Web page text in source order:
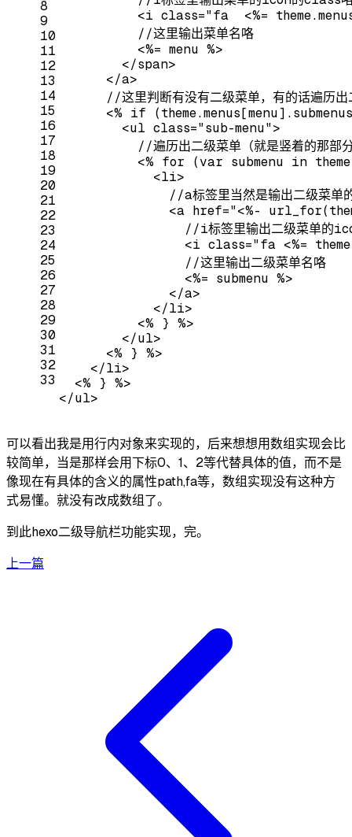
8
9
10
11
12
13
14
15
16
17
18
19
20
21
22
23
24
25
26
27
28
29
30
31
32
33
<i class="fa  <%=
          //这里输出菜单名咯
<%= menu %>
</span>
</a>
//这里判断有没有二级菜单，有的话遍历出
<% if (theme.menus[menu ] .submenus
<ul class="sub-menu">
//遍历出二级菜单（就是竖着的那部
<% for ( var submenu in
<li>
//a标签里当然是输出二级菜单
<a href="<%-
//i标签里输出二级菜单的
<i class="fa <%=
                //这里输出二级菜单名咯
<%= submenu %>
</a>
</li>
<% } %>
</ul>
<% } %>
</li>
<% } %>
</ul>
可以看出我是用行内对象来实现的，后来想想用数组实现会比
较简单，当是那样会用下标0、1、2等代替具体的值，而不是
像现在有具体的含义的属性path,fa等，数组实现没有这种方
式易懂。就没有改成数组了。
到此hexo二级导航栏功能实现，完。
上一篇